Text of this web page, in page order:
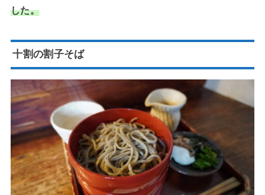
した。
十割の割子そば